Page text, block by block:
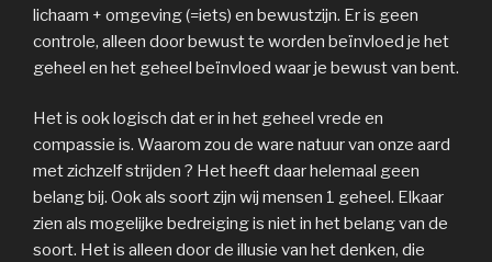
lichaam + omgeving (=iets) en bewustzijn. Er is geen
controle, alleen door bewust te worden beïnvloed je het
geheel en het geheel beïnvloed waar je bewust van bent.
Het is ook logisch dat er in het geheel vrede en
compassie is. Waarom zou de ware natuur van onze aard
met zichzelf strijden ? Het heeft daar helemaal geen
belang bij. Ook als soort zijn wij mensen 1 geheel. Elkaar
zien als mogelijke bedreiging is niet in het belang van de
soort. Het is alleen door de illusie van het denken, die